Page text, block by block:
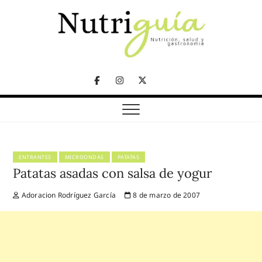
FacebookInstagram
Twitter
Telegram
Nutriguía (Desde
2002)
ENTRANTES MICROONDAS PATATAS
Patatas asadas con salsa de yogur
Adoracion Rodríguez García 8 de marzo de 2007